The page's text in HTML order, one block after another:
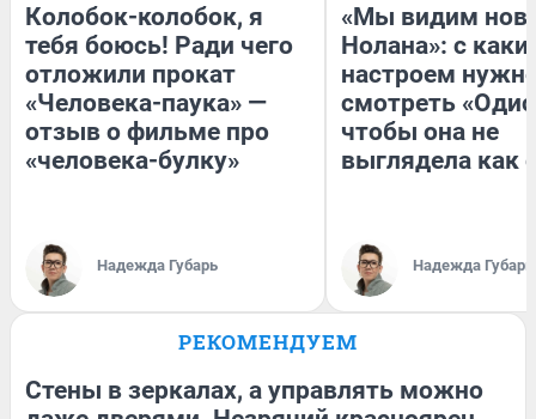
Колобок-колобок, я
тебя боюсь! Ради чего
отложили прокат
«Человека-паука» —
отзыв о фильме про
«человека-булку»
Надежда Губарь
«Мы видим
Нолана»: с
настроем
смотреть
чтобы она не
выглядела как
Надежда Губарь
РЕКОМЕНДУЕМ
Стены в зеркалах, а управлять можно